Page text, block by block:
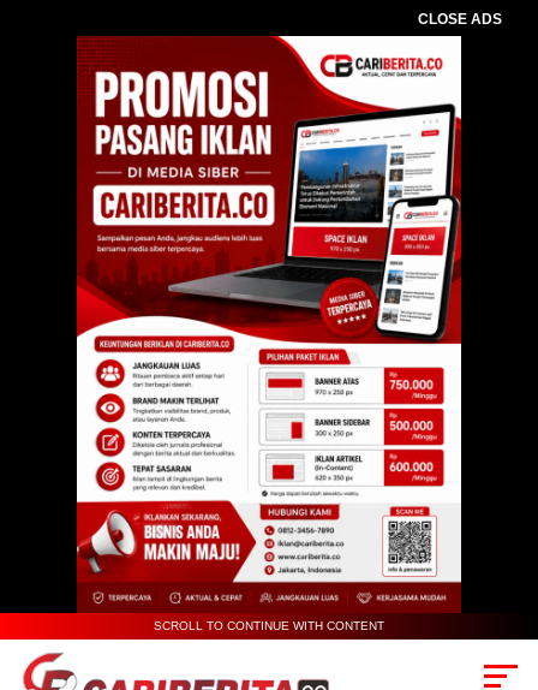
CLOSE ADS
SCROLL TO CONTINUE WITH CONTENT